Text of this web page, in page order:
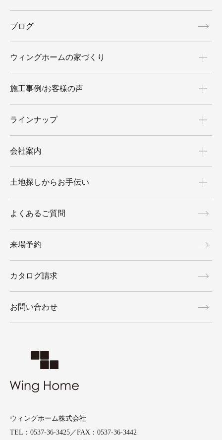
ウィングホーム株式会社
TEL：0537-36-3425／FAX：0537-36-3442
ブログ
ウィングホームの家づくり
施工事例/お客様の声
ラインナップ
会社案内
土地探しからお手伝い
よくあるご質問
来場予約
カタログ請求
お問い合わせ